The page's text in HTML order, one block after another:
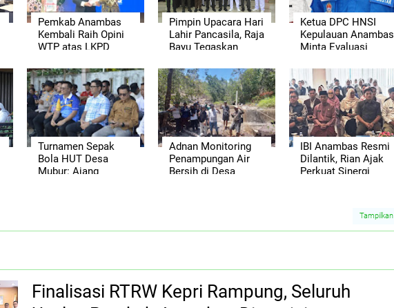
Pemkab Anambas
Kembali Raih Opini
WTP atas LKPD
2025
Pimpin Upacara Hari
Lahir Pancasila, Raja
Bayu Tegaskan
Persatuan Bangsa
Ketua DPC HNSI
Kepulauan Anambas
Minta Evaluasi
Rekomendasi BBM
Subsidi Nelayan
Turnamen Sepak
Bola HUT Desa
Mubur: Ajang
Adnan Monitoring
Penampungan Air
Bersih di Desa
IBI Anambas Resmi
Dilantik, Rian Ajak
Perkuat Sinergi
Tampilkan
Finalisasi RTRW Kepri Rampung, Seluruh